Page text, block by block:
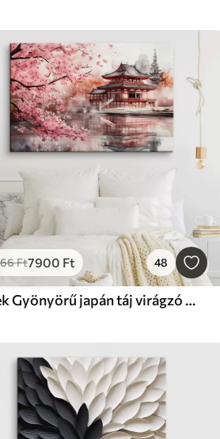
Ft7900 Ft 48
Képek Gyönyörű japán táj virágzó cseresznyefával és házzal a tavon